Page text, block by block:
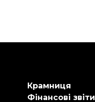
Крамниця
Фінансові звіти